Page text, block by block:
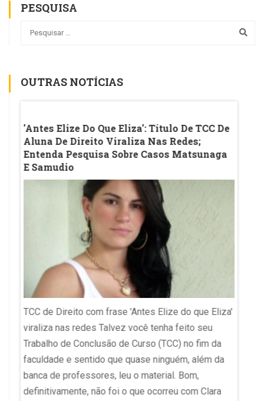
PESQUISA
OUTRAS NOTÍCIAS
'Antes Elize Do Que Eliza': Título De TCC De
Aluna De Direito Viraliza Nas Redes;
Entenda Pesquisa Sobre Casos Matsunaga
E Samudio
TCC de Direito com frase 'Antes Elize do que Eliza'
viraliza nas redes Talvez você tenha feito seu
Trabalho de Conclusão de Curso (TCC) no fim da
faculdade e sentido que quase ninguém, além da
banca de professores, leu o material. Bom,
definitivamente, não foi o que ocorreu com Clara